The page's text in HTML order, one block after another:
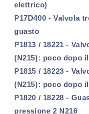
elettrico)
P17D400 - Valvola
guasto
P1813 / 18221 -
(N215): poco dopo
P1815 / 18223 -
(N215): poco dopo
P1820 / 18228 -
pressione 2 N216